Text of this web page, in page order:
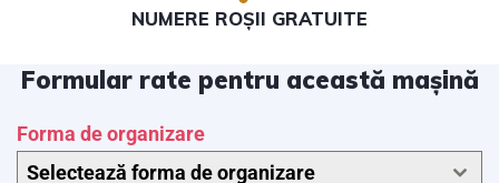
NUMERE ROȘII GRATUITE
Formular rate pentru această mașină
Forma de organizare
Selectează forma de organizare